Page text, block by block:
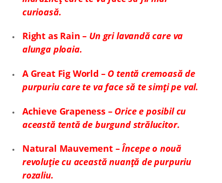
curioasă.
Right as Rain – Un gri lavandă care va
alunga ploaia.
A Great Fig World – O tentă cremoasă de
purpuriu care te va face să te simți pe val.
Achieve Grapeness – Orice e posibil cu
această tentă de burgund strălucitor.
Natural Mauvement –Începe o nouă
revoluție cu această nuanță de purpuriu
rozaliu.